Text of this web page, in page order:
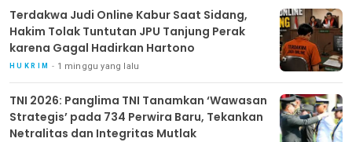
Terdakwa Judi Online Kabur Saat Sidang,
Hakim Tolak Tuntutan JPU Tanjung Perak
karena Gagal Hadirkan Hartono
HUKRIM 1 minggu yang lalu
TNI 2026: Panglima TNI Tanamkan ‘Wawasan
Strategis’ pada 734 Perwira Baru, Tekankan
Netralitas dan Integritas Mutlak